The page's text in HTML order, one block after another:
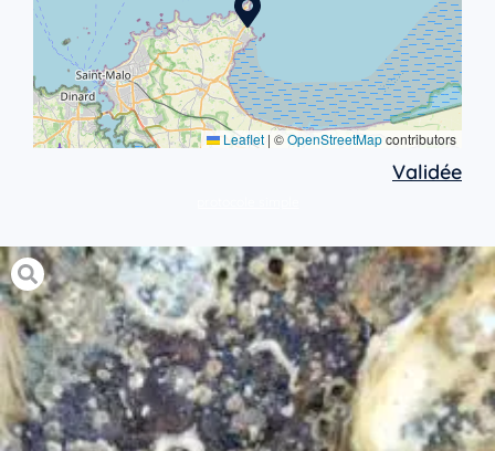
Leaflet | ©OpenStreetMapcontributors
Validée